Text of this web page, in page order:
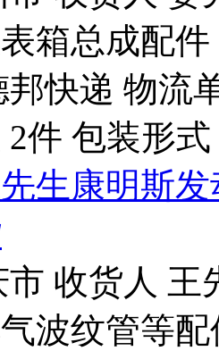
箱总成配
邦快递 物流
件 包装形式
生康明斯
收货人 王
波纹管等